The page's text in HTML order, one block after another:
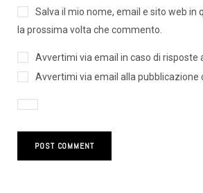
Salva il mio nome, email e sito web in
la prossima volta che commento.
Avvertimi via email in caso di risposte
Avvertimi via email alla pubblicazione